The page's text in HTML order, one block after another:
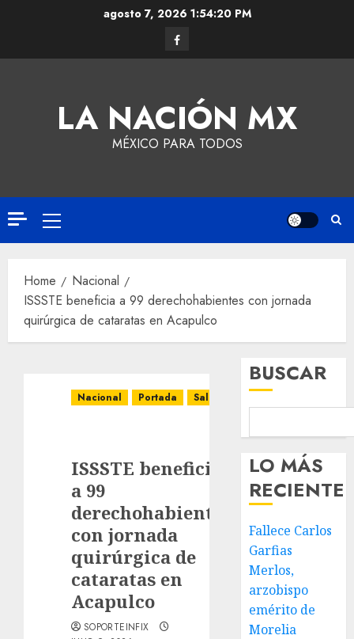
agosto 7, 20261:54:21 PM
LA NACIÓN MX
MÉXICO PARA TODOS
Home
Nacional
ISSSTE beneficia a 99 derechohabientes con jornada
quirúrgica de cataratas en Acapulco
Nacional Portada Salud
ISSSTE beneficia
a 99
derechohabientes
con jornada
quirúrgica de
cataratas en
Acapulco
SOPORTEINFIX
BUSCAR
LO MÁS
RECIENTE
Fallece Carlos
Garfias
Merlos,
arzobispo
emérito de
Morelia